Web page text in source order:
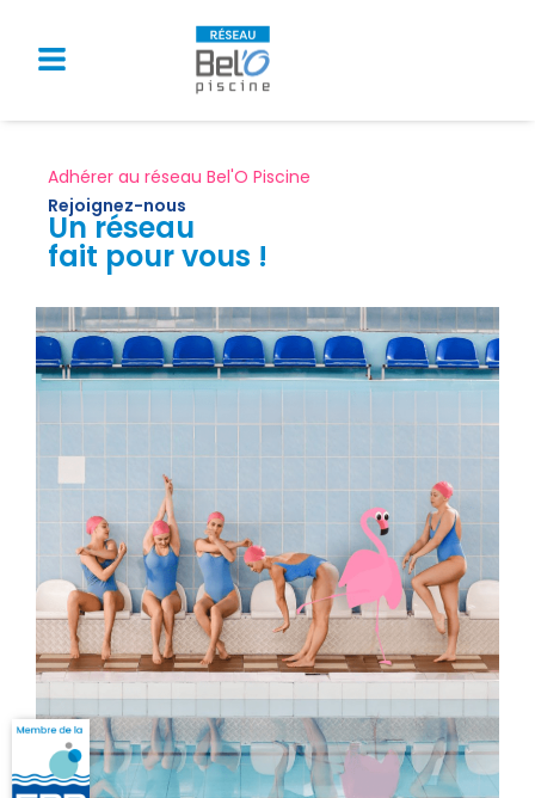
Adhérer au réseau Bel'O Piscine
Rejoignez-nous
Un réseau
fait pour vous !